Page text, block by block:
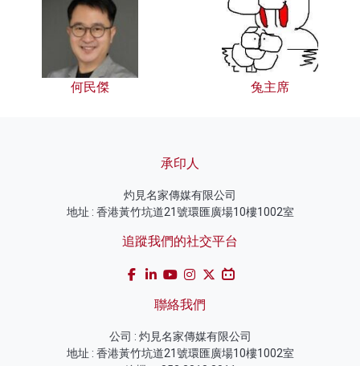
何民傑 兔主席
承印人
灼見名家傳媒有限公司
地址 : 香港黃竹坑道21號環匯廣場10樓1002室
追蹤我們的社交平台
聯絡我們
公司 : 灼見名家傳媒有限公司
地址 : 香港黃竹坑道21號環匯廣場10樓1002室